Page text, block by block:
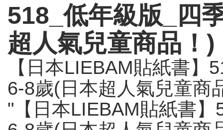
518_低年級版_四
超人氣兒童商品！)
【日本LIEBAM貼紙書
6-8歲(日本超人氣兒童商
"【日本LIEBAM貼紙書